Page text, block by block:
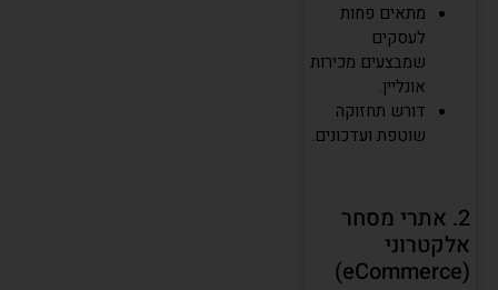
מתאים פחות
לעסקים
שמבצעים מכירות
אונליין.
דורש תחזוקה
שוטפת ועדכונים.
2. אתרי מסחר
אלקטרוני
(eCommerce)